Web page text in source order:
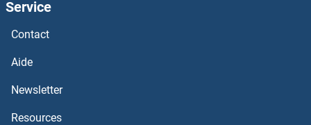
LSR Kits ELISA
LSMEM1 Kits ELISA
LSAMP Kits ELISA
Service
Contact
Aide
Newsletter
Resources